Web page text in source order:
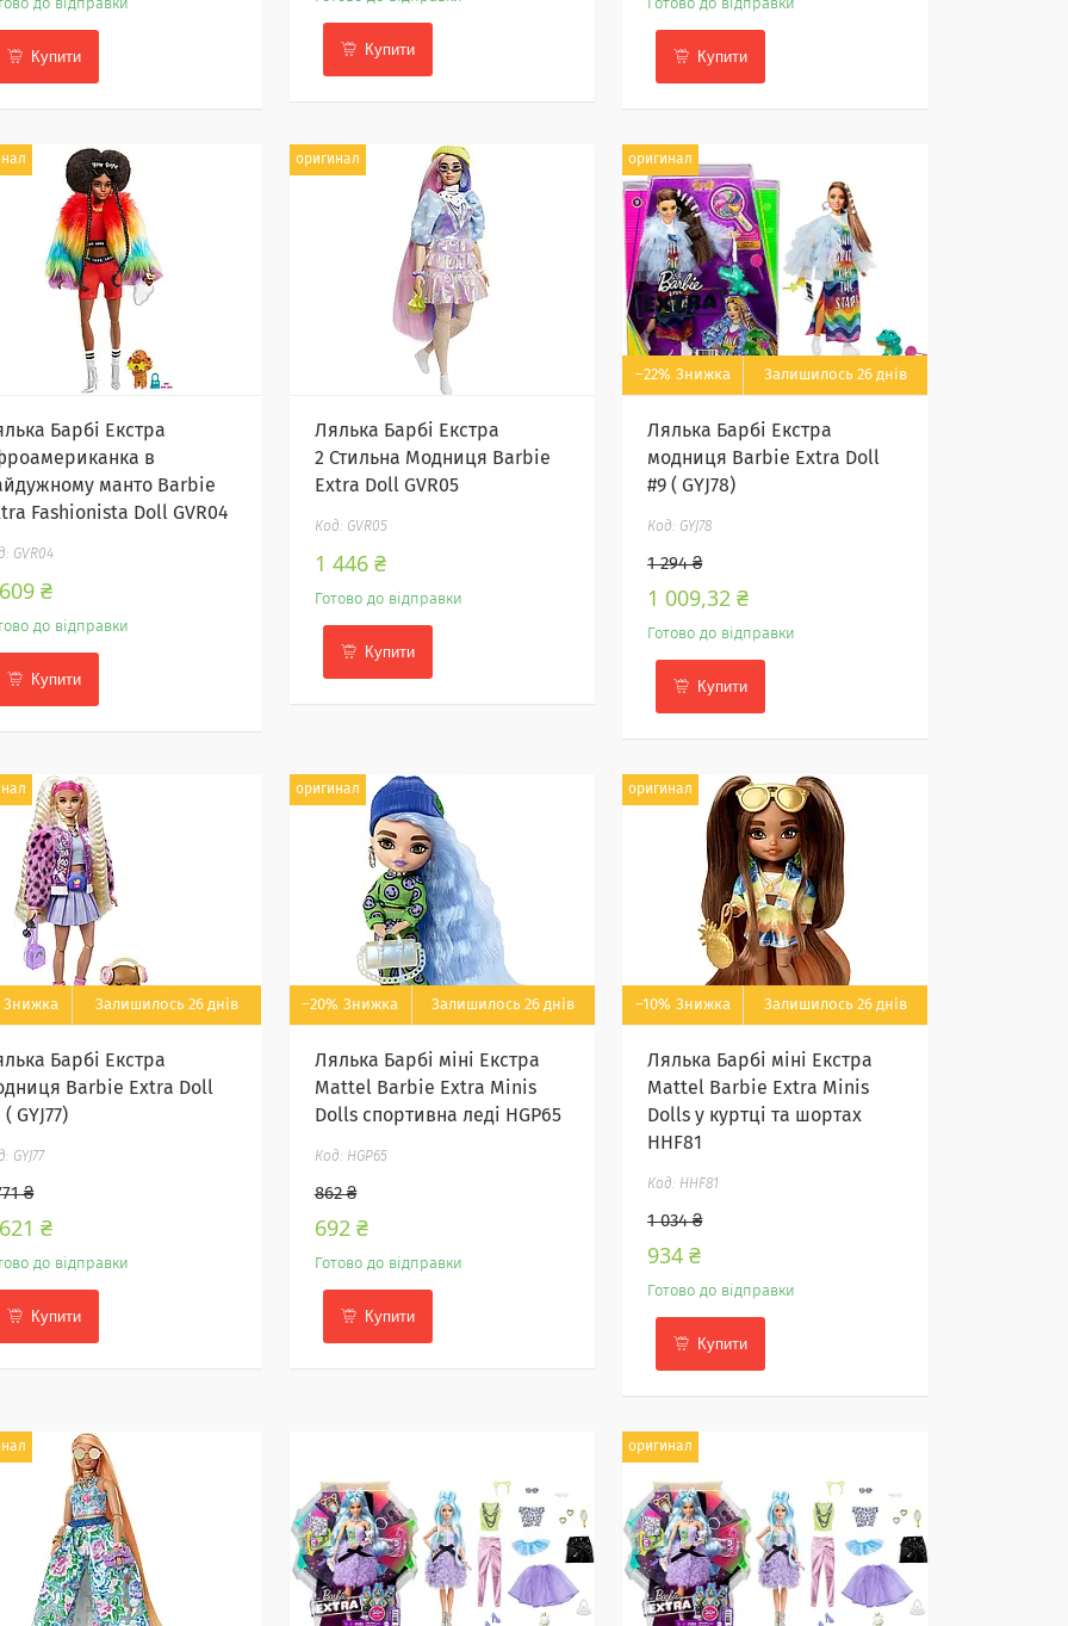
до відправки
Купити Купити
Готово до відправки
Купити
Барбі Екстра
в
манто Barbie
Fashionista Doll GVR04
GVR04
₴
до відправки
Купити
оригинал
Лялька Барбі Екстра
2 Стильна Модниця Barbie
Extra Doll GVR05
GVR05
1 446 ₴
Готово до відправки
Купити
оригинал
–22% Залишилось 26 днів
Лялька Барбі Екстра
модниця Barbie Extra Doll
#9 ( GYJ78)
GYJ78
1 294 ₴
1 009,32 ₴
Готово до відправки
Купити
Залишилось 26 днів
Барбі Екстра
Barbie Extra Doll
( GYJ77)
GYJ77
₴
₴
до відправки
Купити
оригинал
–20% Залишилось 26 днів
Лялька Барбі міні Екстра
Mattel Barbie Extra Minis
Dolls спортивна леді HGP65
HGP65
862 ₴
692 ₴
Готово до відправки
Купити
оригинал
–10% Залишилось 26 днів
Лялька Барбі міні Екстра
Mattel Barbie Extra Minis
Dolls у куртці та шортах
HHF81
HHF81
1 034 ₴
934 ₴
Готово до відправки
Купити
оригинал